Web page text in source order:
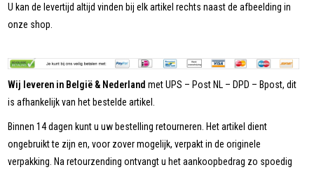
U kan de levertijd altijd vinden bij elk artikel rechts naast de afbeelding in
onze shop.
Wij leveren in België & Nederland met UPS – Post NL – DPD – Bpost, dit
is afhankelijk van het bestelde artikel.
Binnen 14 dagen kunt u uw bestelling retourneren. Het artikel dient
ongebruikt te zijn en, voor zover mogelijk, verpakt in de originele
verpakking. Na retourzending ontvangt u het aankoopbedrag zo spoedig